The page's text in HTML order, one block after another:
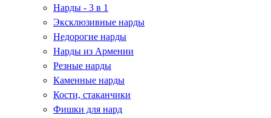
Нарды - 3 в 1
Эксклюзивные нарды
Недорогие нарды
Нарды из Армении
Резные нарды
Каменные нарды
Кости, стаканчики
Фишки для нард